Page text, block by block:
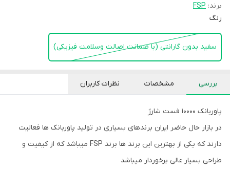
برند: FSP
رنگ
سفید بدون گارانتی (با ضمانت اصالت وسلامت فیزیکی)
بررسی مشخصات نظرات کاربران
پاوربانک 10000 فست شارژ
در بازار حال حاضر ایران برندهای بسیاری در تولید پاوربانک ها فعالیت
دارند که یکی از بهترین این برند ها برند FSP میباشد که از کیفیت و
طراحی بسیار عالی برخوردار میباشد